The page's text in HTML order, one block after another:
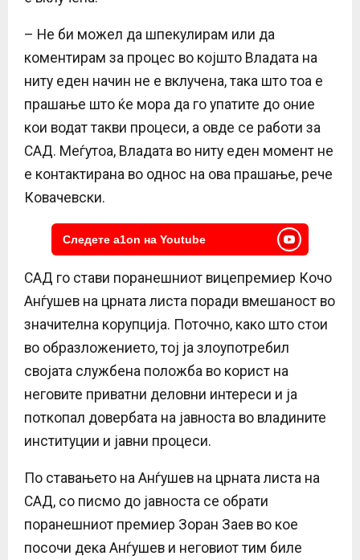
– Не би можел да шпекулирам или да
коментирам за процес во којшто Владата на
ниту еден начин не е вклучена, така што тоа е
прашање што ќе мора да го упатите до оние
кои водат такви процеси, а овде се работи за
САД. Меѓутоа, Владата во ниту еден момент не
е контактирана во однос на ова прашање, рече
Ковачевски.
Следете a1on на Youtube
САД го стави поранешниот вицепремиер Кочо
Анѓушев на црната листа поради вмешаност во
значителна корупција. Поточно, како што стои
во образложението, тој ја злоупотребил
својата службена положба во корист на
неговите приватни деловни интереси и ја
поткопал довербата на јавноста во владините
институции и јавни процеси.
По ставањето на Анѓушев на црната листа на
САД, со писмо до јавноста се обрати
поранешниот премиер Зоран Заев во кое
посочи дека Анѓушев и неговиот тим биле